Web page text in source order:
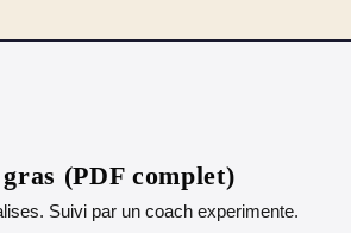
(PDF complet)
Suivi par un coach experimente.